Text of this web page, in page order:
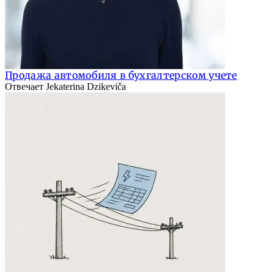
Продажа автомобиля в бухгалтерском учете
Отвечает Jekaterina Dzikeviča